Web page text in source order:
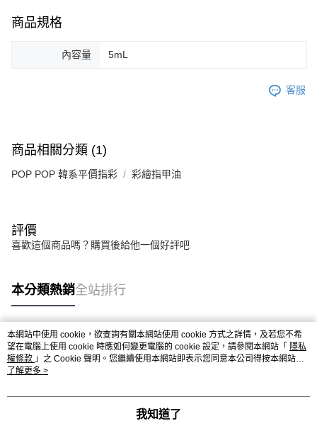
商品規格
內容量 5mL
客服
商品相關分類 (1)
POP POP 韓系平價指彩 彩繪指甲油
評價
喜歡這個商品嗎？購買後給他一個好評吧
本分類熱銷全站排行
熱門標籤
本網站中使用 cookie，欲查詢有關本網站使用 cookie 方式之詳情，及若您不希
望在電腦上使用 cookie 時應如何變更電腦的 cookie 設定，請參閱本網站「 隱私
權條款 」之 Cookie 聲明。您繼續使用本網站即表示您同意本公司得按本網站使
用條款之 Cookie 聲明使用 cookie。
了解更多 >
我知道了